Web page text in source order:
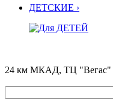
ДЕТСКИЕ ›
24 км МКАД, ТЦ "Вегас"